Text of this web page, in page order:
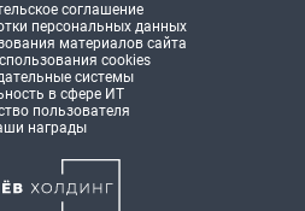
соглашение
персональных данных
материалов сайта
cookies
системы
в сфере ИТ
пользователя
награды